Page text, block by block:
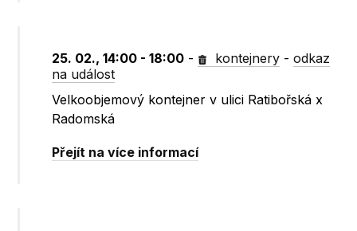
25. 02., 14:00 - 18:00 - kontejnery -odkaz
na událost
Velkoobjemový kontejner v ulici Ratibořská x
Radomská
Přejít na více informací